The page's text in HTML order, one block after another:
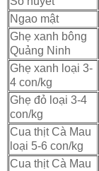
Ngao mật
Ghẹ xanh bông
Quảng Ninh
Ghẹ xanh loại 3-
4 con/kg
Ghẹ đỏ loại 3-4
con/kg
Cua thịt Cà Mau
loại 5-6 con/kg
Cua thịt Cà Mau